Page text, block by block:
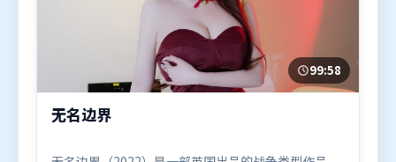
99:58
无名边界